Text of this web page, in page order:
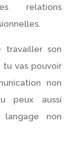
relations
son
tu vas pouvoir
non
peux aussi
non